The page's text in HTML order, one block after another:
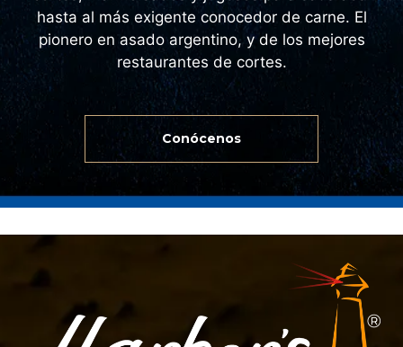
hasta al más exigente conocedor de carne. El
pionero en asado argentino, y de los mejores
restaurantes de cortes.
Conócenos